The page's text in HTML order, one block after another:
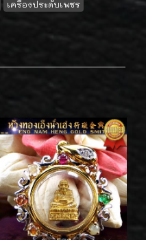
เครื่องประดับเพชร